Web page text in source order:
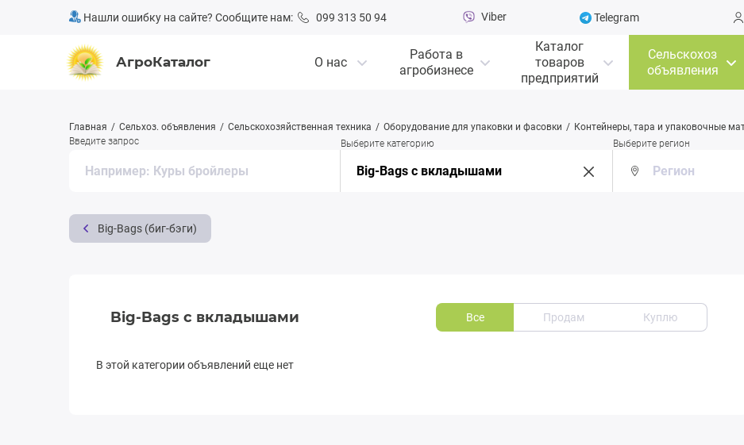
Нашли ошибку на сайте? Сообщите нам: 099 313 50 94 Viber Telegram
АгроКаталог О нас
Работа в
агробизнесе
Каталог
товаров
предприятий
Сельскохоз
объявления
Главная Сельхоз. объявления Сельскохозяйственная техника Оборудование для упаковки и фасовки Контейнеры, тара и упаковочные
Введите запрос
Выберите категорию Выберите регион
Big-Bags (биг-бэги)
Big-Bags с вкладышами Все Продам Куплю
В этой категории объявлений еще нет